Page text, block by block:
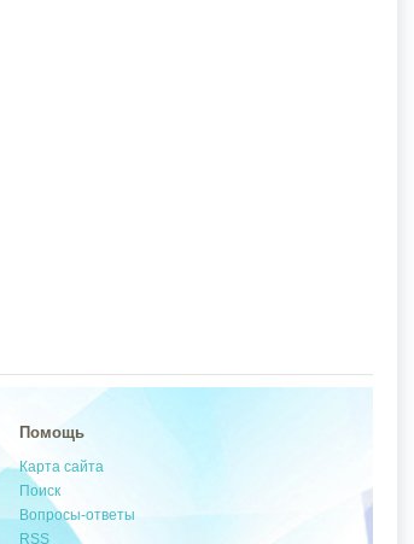
Помощь
Карта сайта
Поиск
Вопросы-ответы
RSS